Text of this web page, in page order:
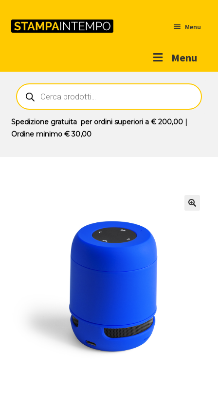
Menu
Menu
Outlet
Prodotti
Novità
Ricerca
prodotti
Spedizione gratuitaper ordini superiori a € 200,00|
Ordine minimo € 30,00